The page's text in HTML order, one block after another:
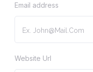
Email address
Website Url